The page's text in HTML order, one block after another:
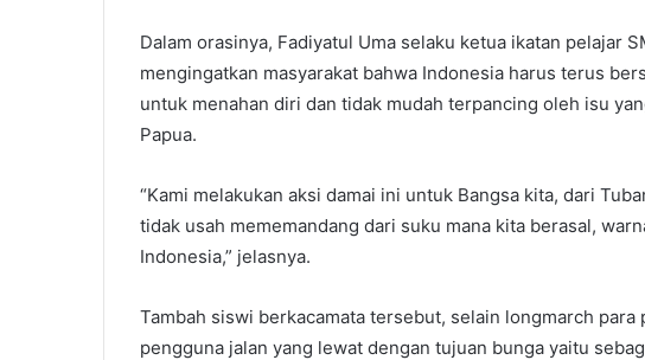
Dalam orasinya, Fadiyatul Uma selaku ketua ikatan pelajar
mengingatkan masyarakat bahwa Indonesia harus terus
untuk menahan diri dan tidak mudah terpancing oleh isu
Papua.
“Kami melakukan aksi damai ini untuk Bangsa kita, dari
tidak usah mememandang dari suku mana kita berasal,
Indonesia,” jelasnya.
Tambah siswi berkacamata tersebut, selain longmarch
pengguna jalan yang lewat dengan tujuan bunga yaitu